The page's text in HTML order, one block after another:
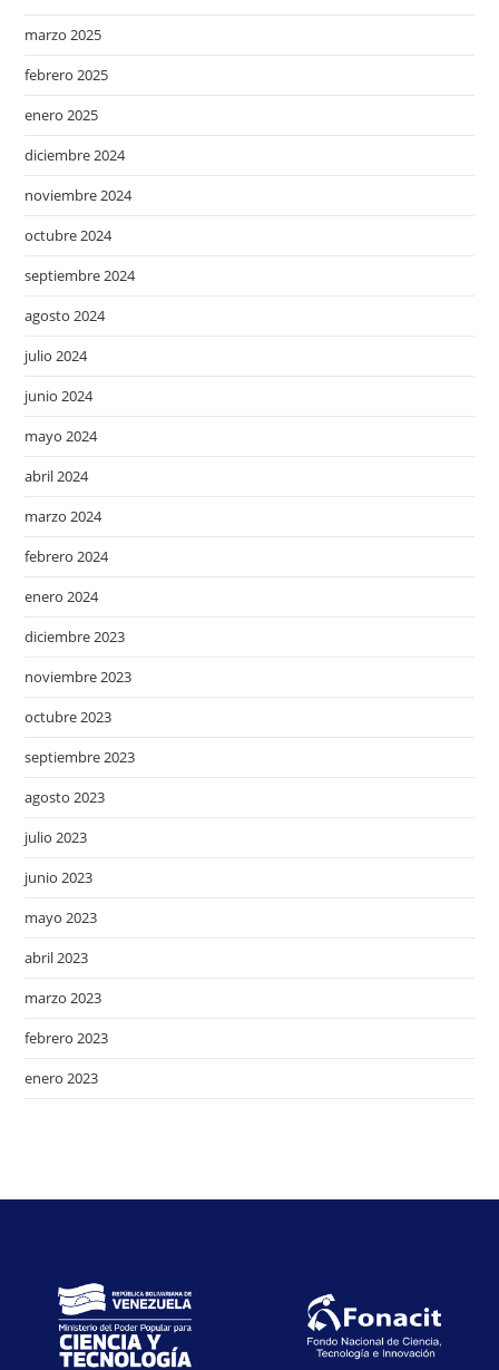
marzo 2025
febrero 2025
enero 2025
diciembre 2024
noviembre 2024
octubre 2024
septiembre 2024
agosto 2024
julio 2024
junio 2024
mayo 2024
abril 2024
marzo 2024
febrero 2024
enero 2024
diciembre 2023
noviembre 2023
octubre 2023
septiembre 2023
agosto 2023
julio 2023
junio 2023
mayo 2023
abril 2023
marzo 2023
febrero 2023
enero 2023